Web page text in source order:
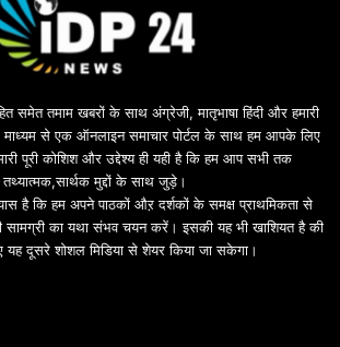
समेत तमाम खबरों के साथ अंग्रेजी, मातृभाषा हिंदी और हमारी
माध्यम से एक ऑनलाइन समाचार पोर्टल के साथ हम आपके लिए
पूरी कोशिश और उद्देश्य ही यही है कि हम आप सभी तक
तथ्यात्मक,सार्थक मुद्दों के साथ जुड़े।
है कि हम अपने पाठकों औऱ दर्शकों के समक्ष प्राथमिकता से
सामग्री का यथा संभव चयन करें। इसकी यह भी खाशियत है की
यह दूसरे शोशल मिडिया से शेयर किया जा सकेगा।